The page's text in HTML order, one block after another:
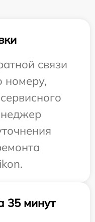
связи
номеру,
35 минут